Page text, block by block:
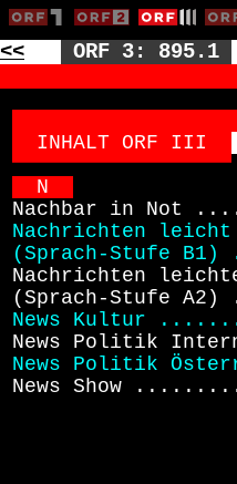
<< ORF 3: 895.1
INHALT ORF III
N
Nachbar in
Nachrichten
(Sprach-Stufe
Nachrichten
(Sprach-Stufe
News Kultur
News Politik
News Politik
News Show